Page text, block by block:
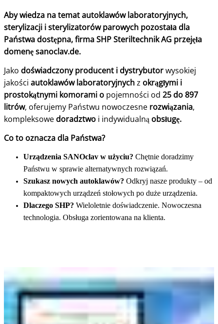
Aby wiedza na temat autoklawów laboratoryjnych,
sterylizacji i sterylizatorów parowych pozostała dla
Państwa dostępna, firma SHP Steriltechnik AG przejęła
domenę sanoclav.de.
Jako doświadczony producent i dystrybutorwysokiej
jakości autoklawów laboratoryjnychz okrągłymi i
prostokątnymi komorami o pojemności od 25 do 897
litrów, oferujemy Państwu nowoczesne rozwiązania,
kompleksowe doradztwo i indywidualną obsługę.
Co to oznacza dla Państwa?
Urządzenia SANOclav w użyciu? Chętnie doradzimy
Państwu w sprawie alternatywnych rozwiązań.
Szukasz nowych autoklawów? Odkryj nasze produkty – od
kompaktowych urządzeń stołowych po duże urządzenia.
Dlaczego SHP? Wieloletnie doświadczenie. Nowoczesna
technologia. Obsługa zorientowana na klienta.